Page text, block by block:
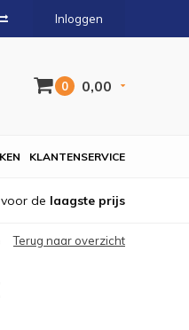
Inloggen
0 0,00
KLANTENSERVICE
voor de laagste prijs
Terug naar overzicht